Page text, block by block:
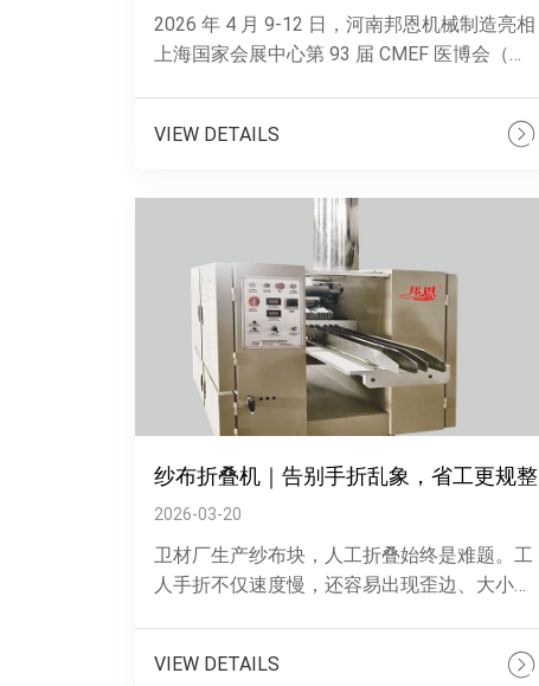
2026 年 4 月 9-12 日，河南邦恩机械制造亮相
上海国家会展中心第 93 届 CMEF 医博会（展
VIEW DETAILS
纱布折叠机｜告别手折乱象，省工更规整
2026-03-20
卫材厂生产纱布块，人工折叠始终是难题。工
人手折不仅速度慢，还容易出现歪边、大小不
整......
VIEW DETAILS